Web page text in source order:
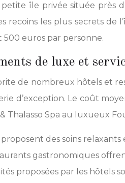
île privée située près
recoins les plus secrets de
euros par personne.
de luxe et
de nombreux hôtels et
d’exception. Le coût
Thalasso Spa au luxueux
proposent des soins
gastronomiques
proposées par les hôtels